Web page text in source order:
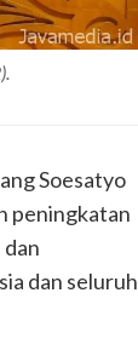
Soesatyo
peningkatan
dan seluruh